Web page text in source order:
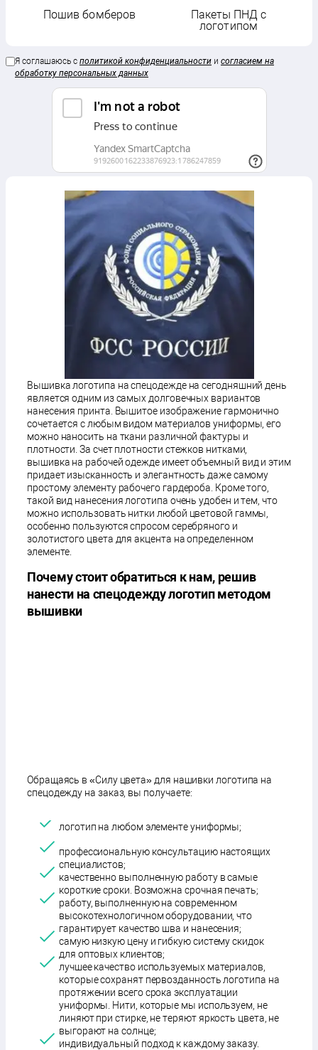
Пошив бомберов
Пакеты ПНД с
логотипом
Я соглашаюсь с политикой конфиденциальности и согласием на
обработку персональных данных
Вышивка логотипа на спецодежде на сегодняшний день
является одним из самых долговечных вариантов
нанесения принта. Вышитое изображение гармонично
сочетается с любым видом материалов униформы, его
можно наносить на ткани различной фактуры и
плотности. За счет плотности стежков нитками,
вышивка на рабочей одежде имеет объемный вид и этим
придает изысканность и элегантность даже самому
простому элементу рабочего гардероба. Кроме того,
такой вид нанесения логотипа очень удобен и тем, что
можно использовать нитки любой цветовой гаммы,
особенно пользуются спросом серебряного и
золотистого цвета для акцента на определенном
элементе.
Почему стоит обратиться к нам, решив
нанести на спецодежду логотип методом
вышивки
Обращаясь в «Силу цвета» для нашивки логотипа на
спецодежду на заказ, вы получаете:
логотип на любом элементе униформы;
профессиональную консультацию настоящих
специалистов;
качественно выполненную работу в самые
короткие сроки. Возможна срочная печать;
работу, выполненную на современном
высокотехнологичном оборудовании, что
гарантирует качество шва и нанесения;
самую низкую цену и гибкую систему скидок
для оптовых клиентов;
лучшее качество используемых материалов,
которые сохранят первозданность логотипа на
протяжении всего срока эксплуатации
униформы. Нити, которые мы используем, не
линяют при стирке, не теряют яркость цвета, не
выгорают на солнце;
индивидуальный подход к каждому заказу.